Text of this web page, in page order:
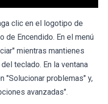
clic en el logotipo de
de Encendido. En el menú
mientras mantienes
teclado. En la ventana
"Solucionar problemas" y,
avanzadas".